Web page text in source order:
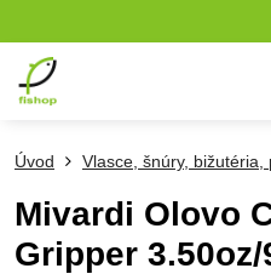
Úvod Vlasce, šnúry, bižutéria,
Mivardi Olovo
Gripper 3.50oz/